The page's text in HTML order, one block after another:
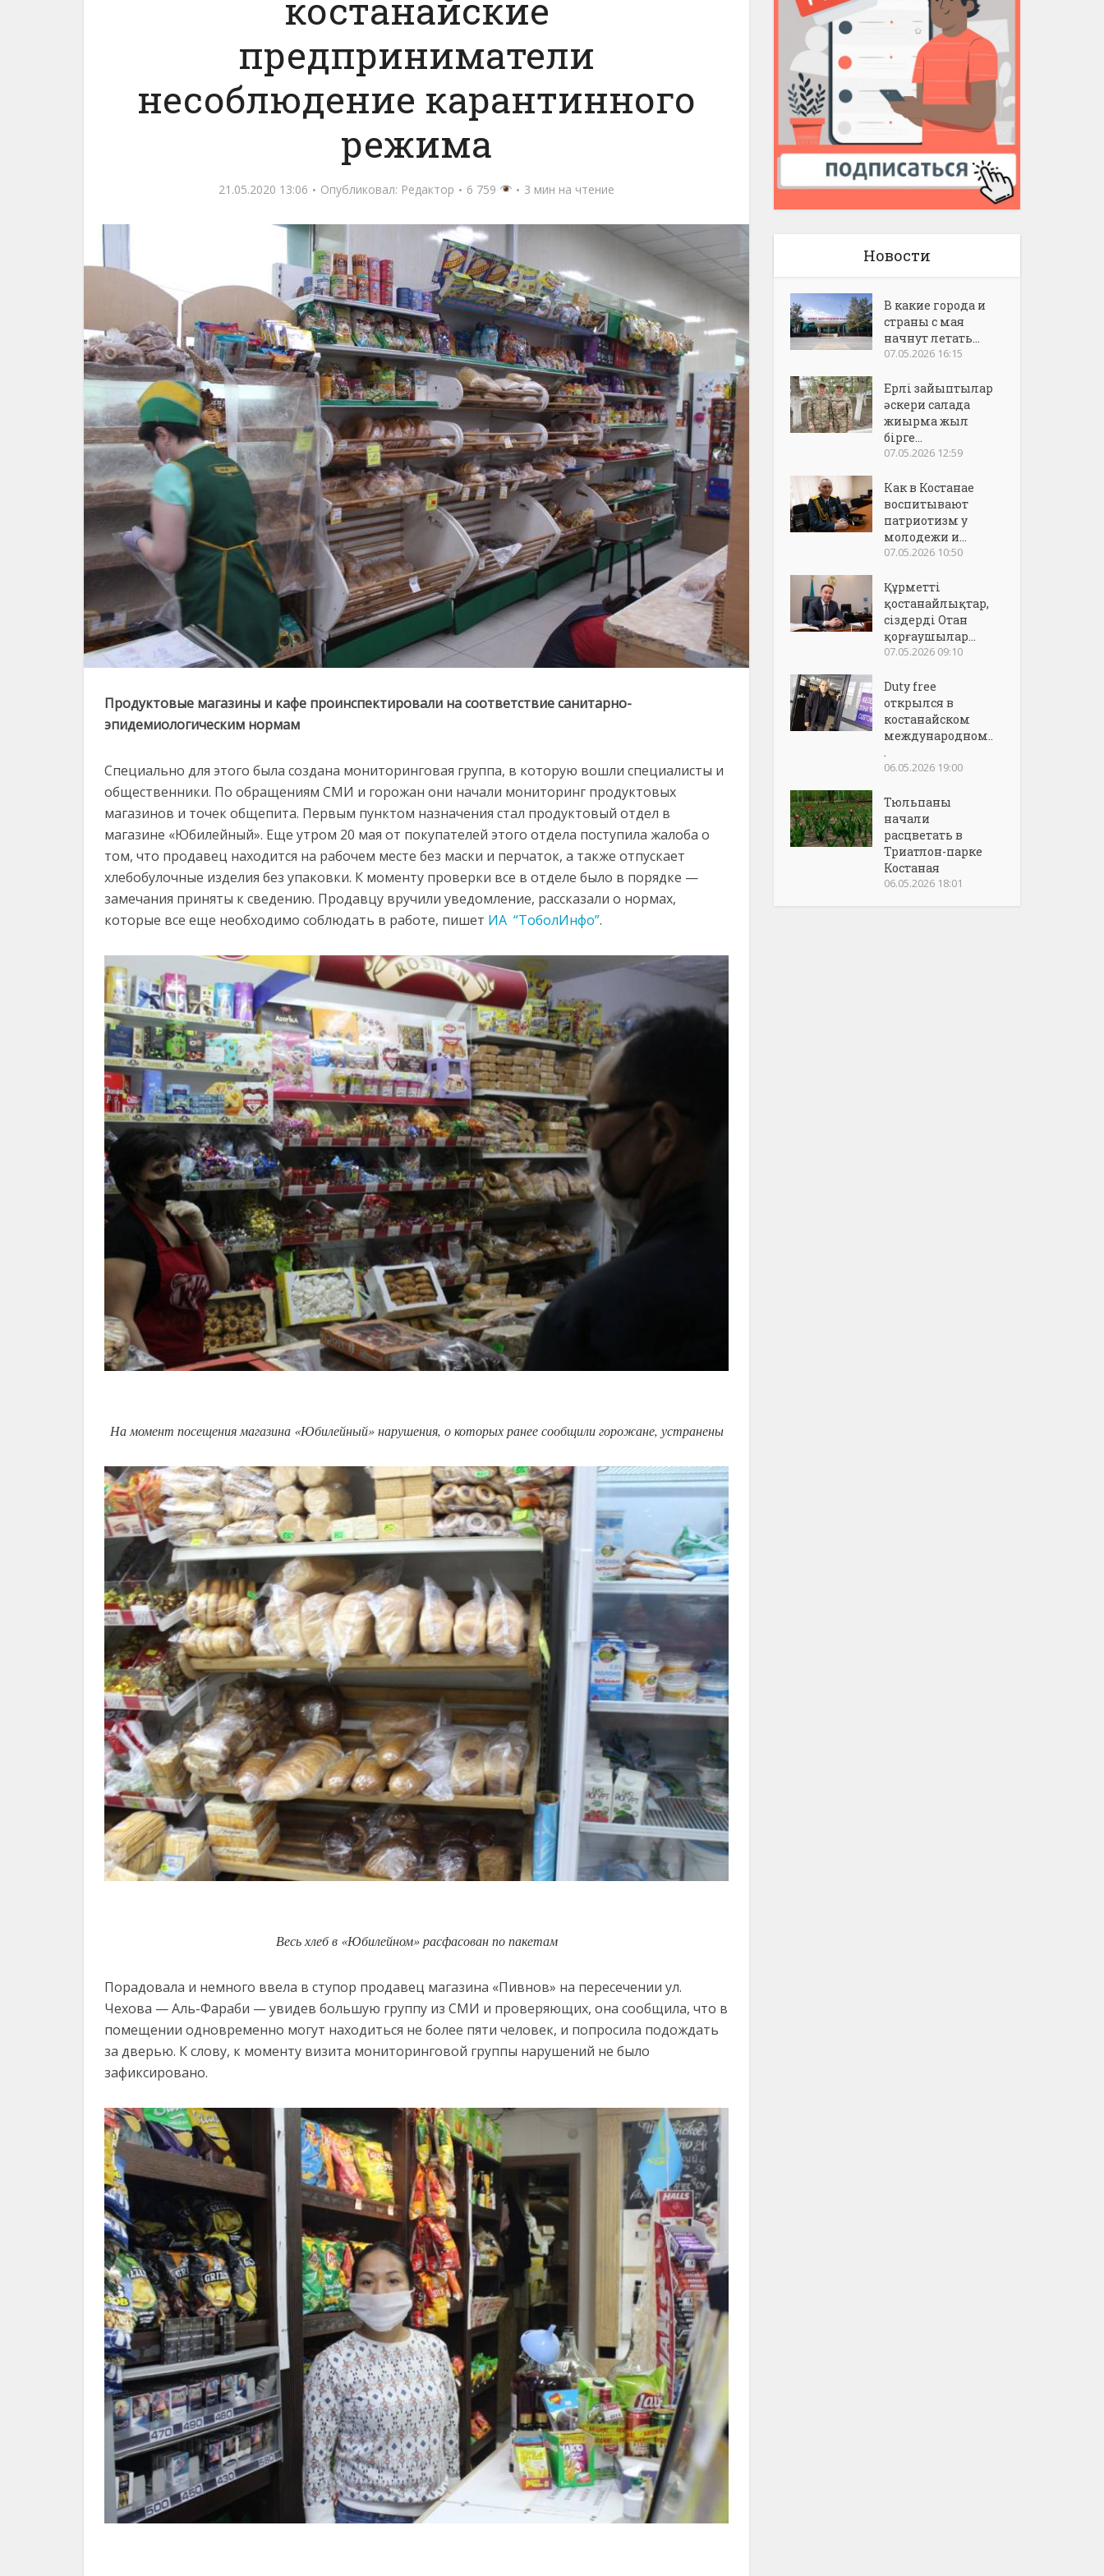
костанайские
предприниматели
несоблюдение карантинного
режима
21.05.2020 13:06 Опубликовал: Редактор 6 759 3 мин на чтение
Продуктовые магазины и кафе проинспектировали на соответствие санитарно-
эпидемиологическим нормам
Специально для этого была создана мониторинговая группа, в которую вошли специалисты и
общественники. По обращениям СМИ и горожан они начали мониторинг продуктовых
магазинов и точек общепита. Первым пунктом назначения стал продуктовый отдел в
магазине «Юбилейный». Еще утром 20 мая от покупателей этого отдела поступила жалоба о
том, что продавец находится на рабочем месте без маски и перчаток, а также отпускает
хлебобулочные изделия без упаковки. К моменту проверки все в отделе было в порядке —
замечания приняты к сведению. Продавцу вручили уведомление, рассказали о нормах,
которые все еще необходимо соблюдать в работе, пишет ИА “ТоболИнфо”.
На момент посещения магазина «Юбилейный» нарушения, о которых ранее сообщили горожане, устранены
Весь хлеб в «Юбилейном» расфасован по пакетам
Порадовала и немного ввела в ступор продавец магазина «Пивнов» на пересечении ул.
Чехова — Аль-Фараби — увидев большую группу из СМИ и проверяющих, она сообщила, что в
помещении одновременно могут находиться не более пяти человек, и попросила подождать
за дверью. К слову, к моменту визита мониторинговой группы нарушений не было
зафиксировано.
Новости
В какие города и
страны с мая
начнут летать...
07.05.2026 16:15
Ерлі зайыптылар
әскери салада
жиырма жыл
бірге...
07.05.2026 12:59
Как в Костанае
воспитывают
патриотизм у
молодежи и...
07.05.2026 10:50
Құрметті
қостанайлықтар,
сіздерді Отан
қорғаушылар...
07.05.2026 09:10
Duty free
открылся в
костанайском
международном..
.
06.05.2026 19:00
Тюльпаны
начали
расцветать в
Триатлон-парке
Костаная
06.05.2026 18:01